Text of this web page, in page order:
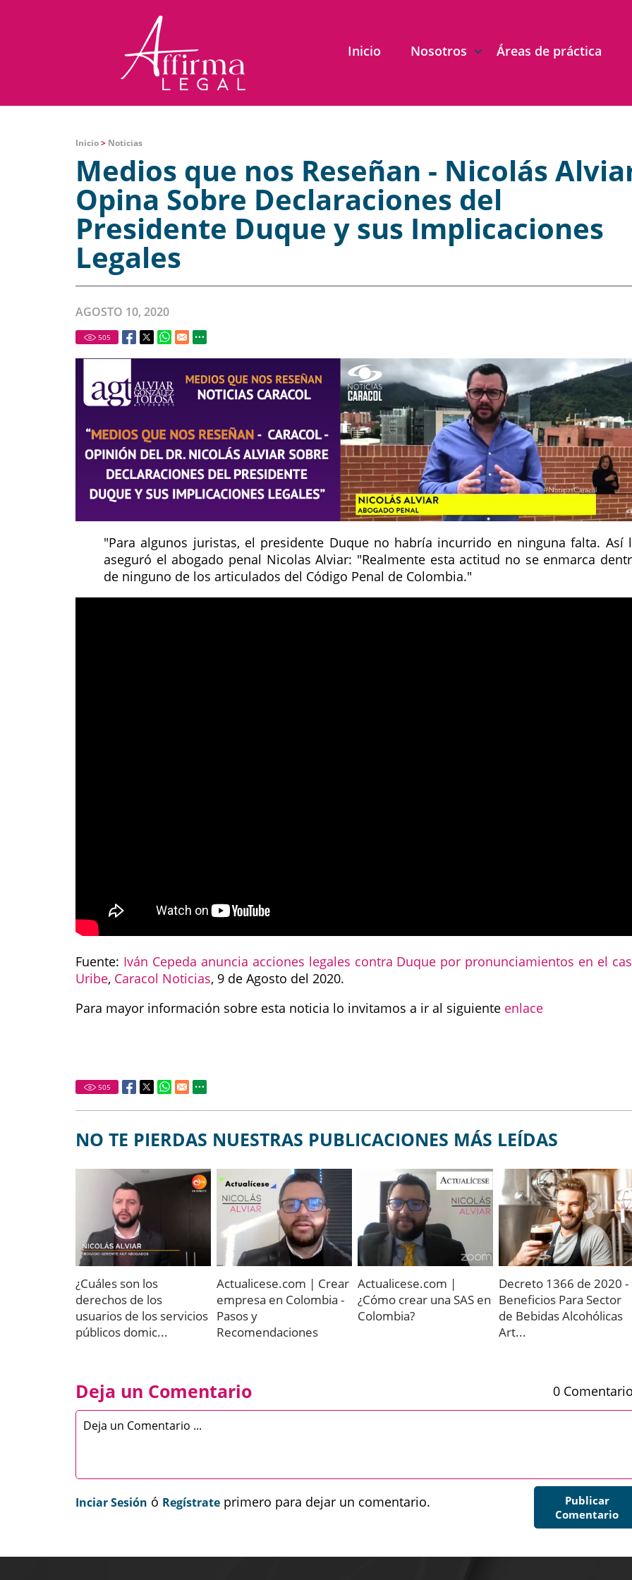
Inicio Nosotros Áreas de práctica
Inicio> Noticias
Medios que nos Reseñan - Nicolás
Opina Sobre Declaraciones del
Presidente Duque y sus Implicaciones
Legales
AGOSTO 10, 2020
505
"Para algunos juristas, el presidente Duque no habría incurrido en ninguna falta. Así
aseguró el abogado penal Nicolas Alviar: "Realmente esta actitud no se enmarca
de ninguno de los articulados del Código Penal de Colombia."
Fuente: Iván Cepeda anuncia acciones legales contra Duque por pronunciamientos en el
Uribe, Caracol Noticias, 9 de Agosto del 2020.
Para mayor información sobre esta noticia lo invitamos a ir al siguiente enlace
505
NO TE PIERDAS NUESTRAS PUBLICACIONES MÁS LEÍDAS
¿Cuáles son los
derechos de los
usuarios de los servicios
públicos domic...
Actualicese.com | Crear
empresa en Colombia -
Pasos y
Recomendaciones
Actualicese.com |
¿Cómo crear una SAS en
Colombia?
Decreto 1366 de 2020 -
Beneficios Para Sector
de Bebidas Alcohólicas
Art...
Deja un Comentario 0
Publicar
Comentario
Inciar Sesión ó Regístrate primero para dejar un comentario.